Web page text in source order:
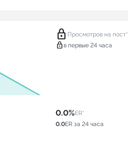
lock Просмотров на пост*
lock в первые 24 часа
0.0%ER*
0.0ER за 24 часа